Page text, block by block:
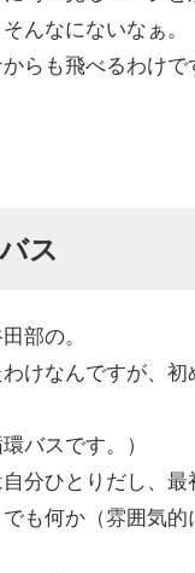
んなにないなぁ。
らも飛べるわけで
ス
部の。
けなんですが、初
バスです。）
分ひとりだし、最
も何か（雰囲気的